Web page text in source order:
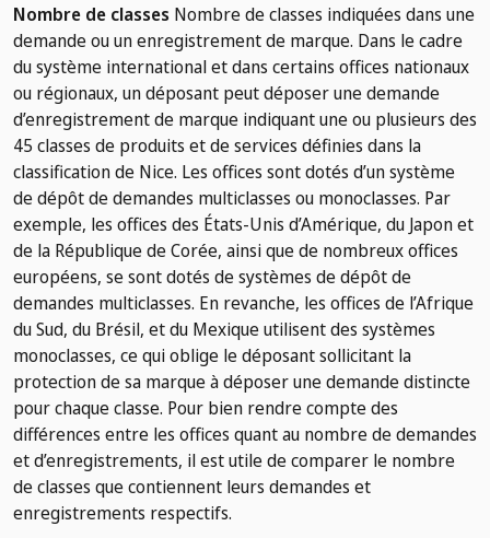
Nombre de classes Nombre de classes indiquées dans une
demande ou un enregistrement de marque. Dans le cadre
du système international et dans certains offices nationaux
ou régionaux, un déposant peut déposer une demande
d’enregistrement de marque indiquant une ou plusieurs des
45 classes de produits et de services définies dans la
classification de Nice. Les offices sont dotés d’un système
de dépôt de demandes multiclasses ou monoclasses. Par
exemple, les offices des États-Unis d’Amérique, du Japon et
de la République de Corée, ainsi que de nombreux offices
européens, se sont dotés de systèmes de dépôt de
demandes multiclasses. En revanche, les offices de l’Afrique
du Sud, du Brésil, et du Mexique utilisent des systèmes
monoclasses, ce qui oblige le déposant sollicitant la
protection de sa marque à déposer une demande distincte
pour chaque classe. Pour bien rendre compte des
différences entre les offices quant au nombre de demandes
et d’enregistrements, il est utile de comparer le nombre
de classes que contiennent leurs demandes et
enregistrements respectifs.